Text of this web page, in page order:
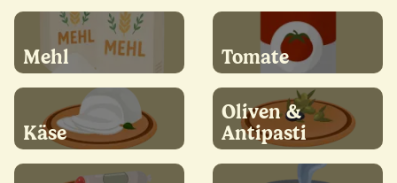
Mehl Tomate
Käse
Oliven &
Antipasti